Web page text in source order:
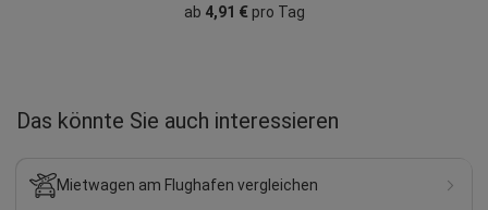
ab 4,91 €pro Tag
Das könnte Sie auch interessieren
Mietwagen am Flughafen vergleichen